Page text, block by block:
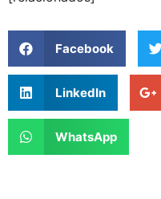
Facebook
LinkedIn
WhatsApp